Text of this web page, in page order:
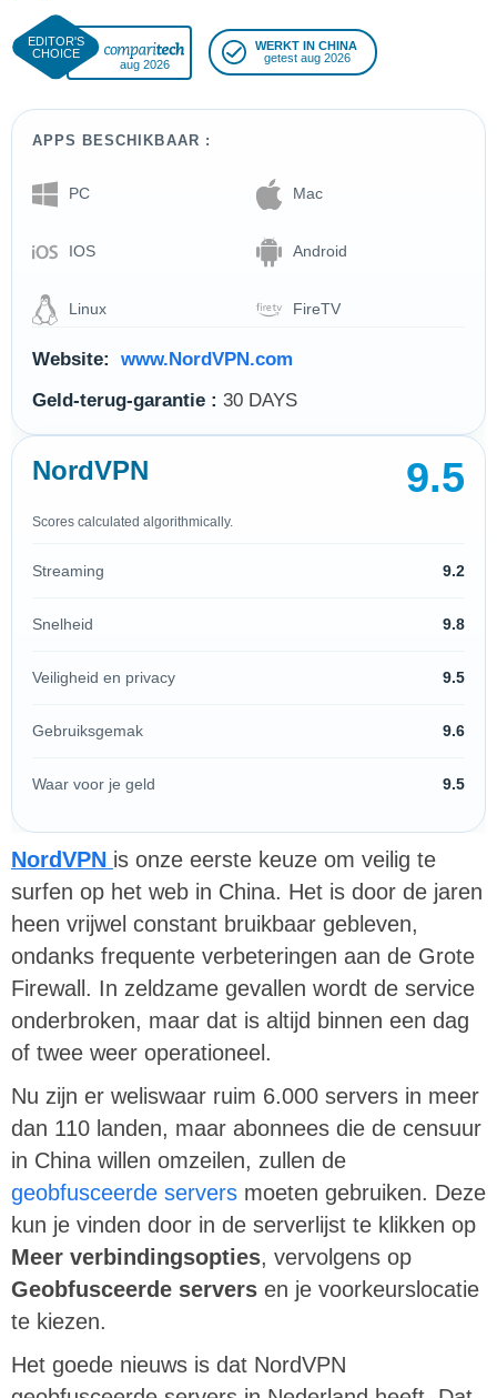
aug 2026
WERKT IN CHINA
getest aug 2026
APPS BESCHIKBAAR :
PC Mac
IOS Android
Linux FireTV
Website:
www.NordVPN.com
Geld-terug-garantie : 30 DAYS
NordVPN 9.5
Scores calculated algorithmically.
Streaming 9.2
Snelheid 9.8
Veiligheid en privacy 9.5
Gebruiksgemak 9.6
Waar voor je geld 9.5
NordVPN is onze eerste keuze om veilig te
surfen op het web in China. Het is door de jaren
heen vrijwel constant bruikbaar gebleven,
ondanks frequente verbeteringen aan de Grote
Firewall. In zeldzame gevallen wordt de service
onderbroken, maar dat is altijd binnen een dag
of twee weer operationeel.
Nu zijn er weliswaar ruim 6.000 servers in meer
dan 110 landen, maar abonnees die de censuur
in China willen omzeilen, zullen de
geobfusceerde servers moeten gebruiken. Deze
kun je vinden door in de serverlijst te klikken op
Meer verbindingsopties, vervolgens op
Geobfusceerde servers en je voorkeurslocatie
te kiezen.
Het goede nieuws is dat NordVPN